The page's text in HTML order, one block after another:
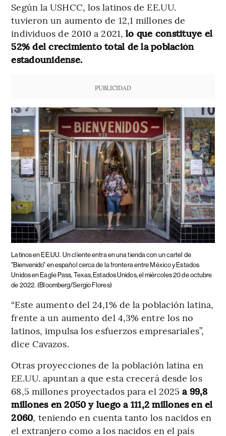
Según la USHCC, los latinos de EE.UU.
tuvieron un aumento de 12,1 millones de
individuos de 2010 a 2021, lo que constituye el
52% del crecimiento total de la población
estadounidense.
PUBLICIDAD
Latinos en EE.UU. Un cliente entra en una tienda con un cartel de
"Bienvenido" en español cerca de la frontera entre México y Estados
Unidos en Eagle Pass, Texas, Estados Unidos, el miércoles 20 de octubre
de 2022. (Bloomberg/Sergio Flores)
“Este aumento del 24,1% de la población latina,
frente a un aumento del 4,3% entre los no
latinos, impulsa los esfuerzos empresariales”,
dice Cavazos.
Otras proyecciones de la población latina en
EE.UU. apuntan a que esta crecerá desde los
68,5 millones proyectados para el 2025a 99,8
millones en 2050 y luego a 111,2 millones en el
2060, teniendo en cuenta tanto los nacidos en
el extranjero como a los nacidos en el país